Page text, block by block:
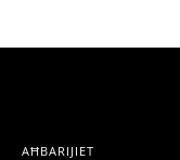
AĦBARIJIET